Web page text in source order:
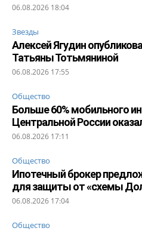
06.08.2026 18:04
Звезды
Алексей Ягудин
Татьяны Тотьмяниной
06.08.2026 17:55
Общество
Больше 60% мобильного
Центральной России
06.08.2026 17:11
Общество
Ипотечный брокер
для защиты от «схемы
06.08.2026 17:04
Общество